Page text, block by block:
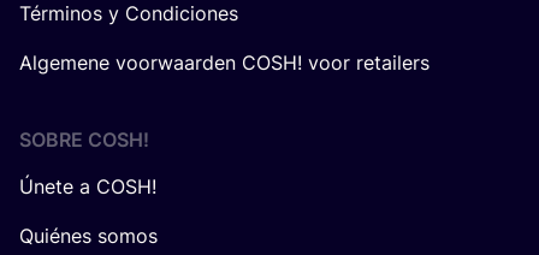
Términos y Condiciones
Algemene voorwaarden COSH! voor retailers
SOBRE COSH!
Únete a COSH!
Quiénes somos